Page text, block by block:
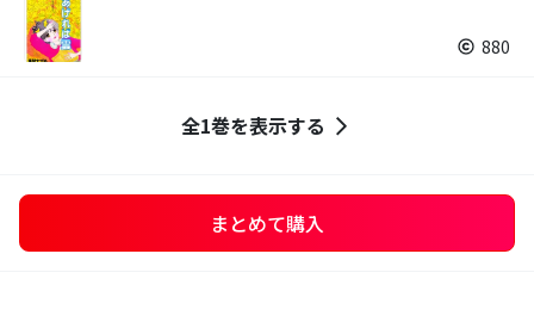
880
全1巻を表示する
まとめて購入